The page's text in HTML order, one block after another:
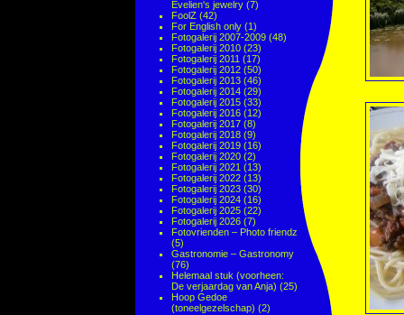
Evelien's jewelry (7)
FoolZ (42)
For English only (1)
Fotogalerij 2007-2009 (48)
Fotogalerij 2010 (23)
Fotogalerij 2011 (17)
Fotogalerij 2012 (50)
Fotogalerij 2013 (46)
Fotogalerij 2014 (29)
Fotogalerij 2015 (33)
Fotogalerij 2016 (12)
Fotogalerij 2017 (8)
Fotogalerij 2018 (9)
Fotogalerij 2019 (16)
Fotogalerij 2020 (2)
Fotogalerij 2021 (13)
Fotogalerij 2022 (13)
Fotogalerij 2023 (30)
Fotogalerij 2024 (16)
Fotogalerij 2025 (22)
Fotogalerij 2026 (7)
Fotovrienden – Photo friendz
(5)
Gastronomie – Gastronomy
(76)
Helemaal stuk (voorheen:
De verjaardag van Anja) (25)
Hoop Gedoe
(toneelgezelschap) (2)